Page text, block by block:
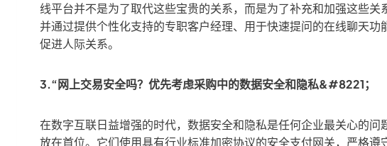
线平台并不是为了取代这些宝贵的关系，而是为了补充和加强这些关
并通过提供个性化支持的专职客户经理、用于快速提问的在线聊天
促进人际关系。
3.“网上交易安全吗？优先考虑采购中的数据安全和隐私&#8221；
在数字互联日益增强的时代，数据安全和隐私是任何企业最关心的
放在首位。它们使用具有行业标准加密协议的安全支付网关，严格